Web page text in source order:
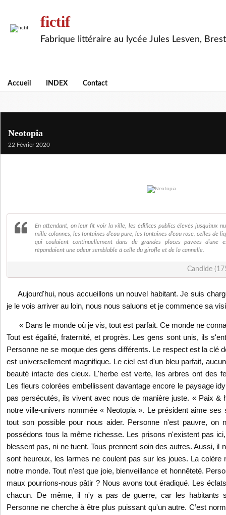
fictif
Fabrique littéraire au lycée Jules Lesven, Brest
Accueil INDEX Contact
Neotopia
22 Février 2020
En attendant, on leur fit voir la ville, les édifices publics élevés jusqu’aux
mille colonnes, les fontaines d’eau pure, les fontaines d’eau rose, celles de
qui coulaient continuellement dans de grandes places pavées d’une
répandaient une odeur semblable à celle du girofle et de la cannelle.
Candide
Aujourd'hui, nous accueillons un nouvel habitant. Je suis
je le vois arriver au loin, nous nous saluons et je commence sa
« Dans le monde où je vis, tout est parfait. Ce monde ne
Tout est égalité, fraternité, et progrès. Les gens sont unis, ils
Personne ne se moque des gens différents. Le respect est la clé
est universellement magnifique. Le ciel est d'un bleu parfait,
beauté intacte des cieux. L'herbe est verte, les arbres ont des
Les fleurs colorées embellissent davantage encore le paysage
pas persécutés, ils vivent avec nous de manière juste. « Paix &
notre ville-univers nommée « Neotopia ». Le président aime
tout son possible pour nous aider. Personne n'est pauvre, on
possédons tous la même richesse. Les prisons n'existent pas
blessent pas, ni ne tuent. Tous prennent soin des autres. Aussi, il
sont heureux, les larmes ne coulent pas sur les joues. La colère
notre monde. Tout n'est que joie, bienveillance et honnêteté.
maux pourrions-nous pâtir ? Nous avons tout éradiqué. Les
chacun. De même, il n'y a pas de guerre, car les habitants
Personne ne cherche à être plus puissant qu'un autre. C’est